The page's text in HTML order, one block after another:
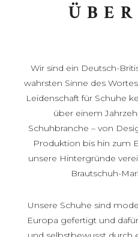
Wir sind ein Deutsch-
wahrsten Sinne des
Leidenschaft für Schuhe
über einem
Schuhbranche – von
Produktion bis hin zum
unsere Hintergründe
Brautschuh-
Unsere Schuhe sind
Europa gefertigt und